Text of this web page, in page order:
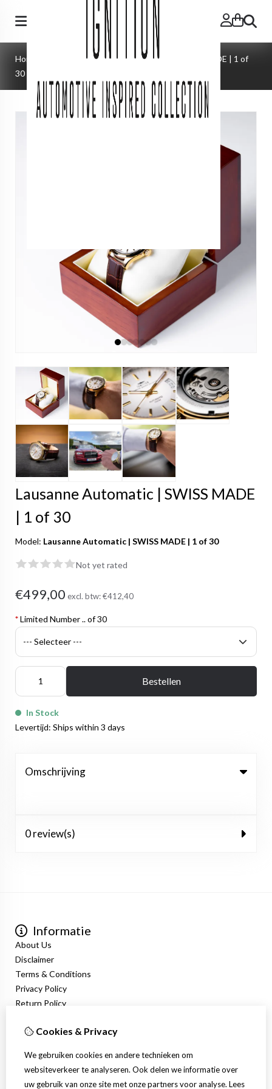
Zoeken
Home > Lausanne Automatic | SWISS MADE | 1 of
30
Lausanne Automatic | SWISS MADE
| 1 of 30
Model: Lausanne Automatic | SWISS MADE | 1 of 30
Not yet rated
€499,00 excl. btw:€412,40
*Limited Number .. of 30
Bestellen
In Stock
Levertijd: Ships within 3 days
Omschrijving
0 review(s)
Informatie
About Us
Disclaimer
Terms & Conditions
Privacy Policy
Return Policy
Login
Nieuwsbrief
Klantenservice
Cookies & Privacy
We gebruiken cookies en andere technieken om
websiteverkeer te analyseren. Ook delen we informatie over
uw gebruik van onze site met onze partners voor analyse. Lees